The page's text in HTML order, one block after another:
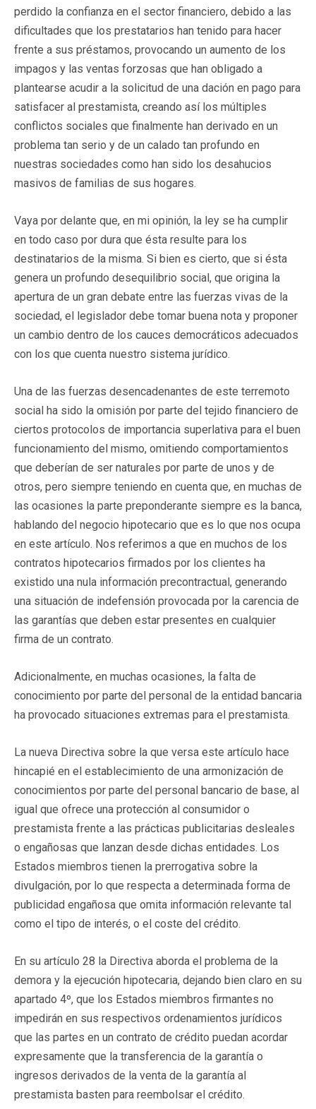
perdido la confianza en el sector financiero, debido a las
dificultades que los prestatarios han tenido para hacer
frente a sus préstamos, provocando un aumento de los
impagos y las ventas forzosas que han obligado a
plantearse acudir a la solicitud de una dación en pago para
satisfacer al prestamista, creando así los múltiples
conflictos sociales que finalmente han derivado en un
problema tan serio y de un calado tan profundo en
nuestras sociedades como han sido los desahucios
masivos de familias de sus hogares.
Vaya por delante que, en mi opinión, la ley se ha cumplir
en todo caso por dura que ésta resulte para los
destinatarios de la misma. Si bien es cierto, que si ésta
genera un profundo desequilibrio social, que origina la
apertura de un gran debate entre las fuerzas vivas de la
sociedad, el legislador debe tomar buena nota y proponer
un cambio dentro de los cauces democráticos adecuados
con los que cuenta nuestro sistema jurídico.
Una de las fuerzas desencadenantes de este terremoto
social ha sido la omisión por parte del tejido financiero de
ciertos protocolos de importancia superlativa para el buen
funcionamiento del mismo, omitiendo comportamientos
que deberían de ser naturales por parte de unos y de
otros, pero siempre teniendo en cuenta que, en muchas de
las ocasiones la parte preponderante siempre es la banca,
hablando del negocio hipotecario que es lo que nos ocupa
en este artículo. Nos referimos a que en muchos de los
contratos hipotecarios firmados por los clientes ha
existido una nula información precontractual, generando
una situación de indefensión provocada por la carencia de
las garantías que deben estar presentes en cualquier
firma de un contrato.
Adicionalmente, en muchas ocasiones, la falta de
conocimiento por parte del personal de la entidad bancaria
ha provocado situaciones extremas para el prestamista.
La nueva Directiva sobre la que versa este artículo hace
hincapié en el establecimiento de una armonización de
conocimientos por parte del personal bancario de base, al
igual que ofrece una protección al consumidor o
prestamista frente a las prácticas publicitarias desleales
o engañosas que lanzan desde dichas entidades. Los
Estados miembros tienen la prerrogativa sobre la
divulgación, por lo que respecta a determinada forma de
publicidad engañosa que omita información relevante tal
como el tipo de interés, o el coste del crédito.
En su artículo 28 la Directiva aborda el problema de la
demora y la ejecución hipotecaria, dejando bien claro en su
apartado 4º, que los Estados miembros firmantes no
impedirán en sus respectivos ordenamientos jurídicos
que las partes en un contrato de crédito puedan acordar
expresamente que la transferencia de la garantía o
ingresos derivados de la venta de la garantía al
prestamista basten para reembolsar el crédito.